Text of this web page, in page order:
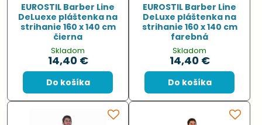
EUROSTIL Barber Line
DeLuexe pláštenka na
strihanie 160 x 140 cm
čierna
Skladom
14,40 €
Do košíka
EUROSTIL Barber Line
DeLuxe pláštenka na
strihanie 160 x 140 cm
farebná
Skladom
14,40 €
Do košíka